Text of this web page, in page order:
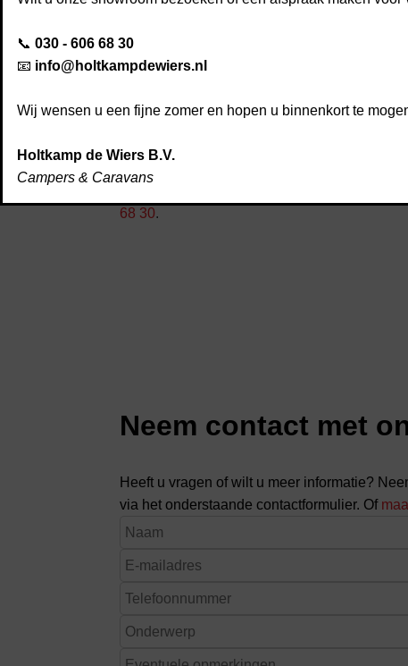
📞 030 - 606 68 30
📧 info@holtkampdewiers.nl
Wij wensen u een fijne zomer en hopen u binnenkort te
Holtkamp de Wiers B.V.
Campers & Caravans
merken. Bekende merken waar onder:
Ingebouwd door de
werkplaats zorgen onze monteurs voor de
Inbouwaccessoires kopen?
68 30.
Neem contact met
Heeft u vragen of wilt u meer informatie?
via het onderstaande contactformulier. Of